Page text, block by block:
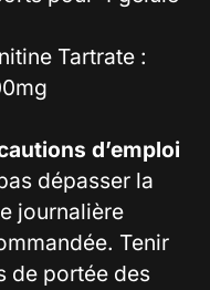
Tartrate :
d’emploi
dépasser la
journalière
Tenir
de portée des